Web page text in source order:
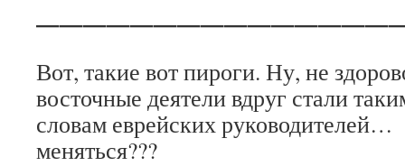
Вот, такие вот пироги. Ну, не
восточные деятели вдруг стали
словам еврейских
меняться???